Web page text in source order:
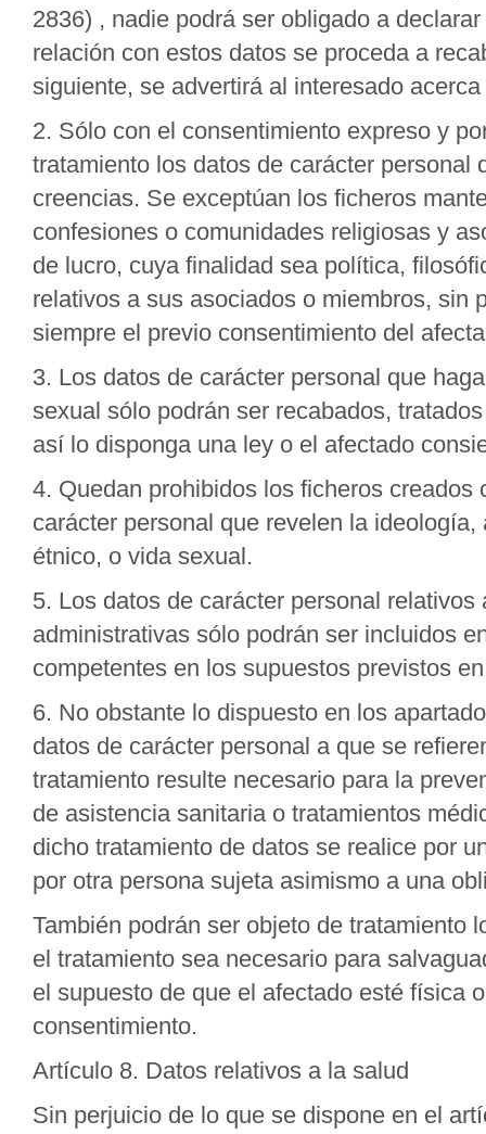
2836) , nadie podrá ser obligado a
relación con estos datos se proceda a
siguiente, se advertirá al interesado
2. Sólo con el consentimiento expreso y
tratamiento los datos de carácter
creencias. Se exceptúan los ficheros
confesiones o comunidades religiosas y
de lucro, cuya finalidad sea política,
relativos a sus asociados o miembros, sin
siempre el previo consentimiento del
3. Los datos de carácter personal que
sexual sólo podrán ser recabados,
así lo disponga una ley o el afectado
4. Quedan prohibidos los ficheros
carácter personal que revelen la
étnico, o vida sexual.
5. Los datos de carácter personal
administrativas sólo podrán ser incluidos
competentes en los supuestos previstos
6. No obstante lo dispuesto en los
datos de carácter personal a que se
tratamiento resulte necesario para la
de asistencia sanitaria o tratamientos
dicho tratamiento de datos se realice por
por otra persona sujeta asimismo a una
También podrán ser objeto de tratamiento
el tratamiento sea necesario para
el supuesto de que el afectado esté física
consentimiento.
Artículo 8. Datos relativos a la salud
Sin perjuicio de lo que se dispone en el